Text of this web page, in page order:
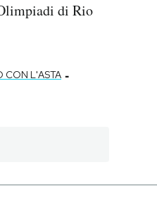
di Rio
CON L'ASTA -